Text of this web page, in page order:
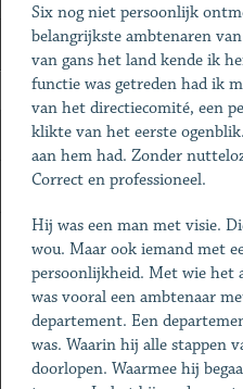
Six nog niet persoonlijk
belangrijkste ambtenaren
van gans het land kende ik
functie was getreden had ik
van het directiecomité, een
klikte van het eerste
aan hem had. Zonder
Correct en professioneel.
Hij was een man met visie.
wou. Maar ook iemand met
persoonlijkheid. Met wie het
was vooral een ambtenaar
departement. Een
was. Waarin hij alle stappen
doorlopen. Waarmee hij